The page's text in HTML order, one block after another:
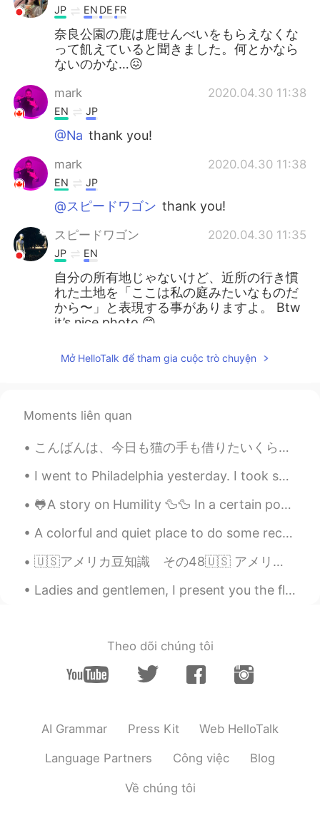
JP EN DE FR
奈良公園の鹿は鹿せんべいをもらえなくな
って飢えていると聞きました。何とかなら
ないのかな…😖
mark 2020.04.30 11:38
EN JP
@Na thank you!
mark 2020.04.30 11:38
EN JP
@スピードワゴン thank you!
スピードワゴン 2020.04.30 11:35
JP EN
自分の所有地じゃないけど、近所の行き慣
れた土地を「ここは私の庭みたいなものだ
から〜」と表現する事がありますよ。 Btw
it’s nice photo 😊
marilyn0207 2020.04.30 11:32
あまのじゃく
JP EN
JP EN
backyardは裏庭です。
Na 2020.04.30 11:26
JP EN
Mở HelloTalk để tham gia cuộc trò chuyện
Moments liên quan
こんばんは、今日も猫の手も借りたいくらい忙しかったです。もっと日本語を勉強したいけど、なかなか時間が作らなくて、来年5月まで仕事が忙しいが、その後に、一から日本語を勉強したいです。話は変わります...
I went to Philadelphia yesterday. I took some photos with my phone and also had to include this a...
🐸A story on Humility 🦆🦆 In a certain pond on one of the farms in the East were two ducks & a frog...
A colorful and quiet place to do some recording with the best sound isolation in the house. Thank...
🇺🇸アメリカ豆知識 その48🇺🇸 アメリカのナンバープレートについて🚗 日本🇯🇵では写真の通り、 上段には県と3桁の数字 下段にはひらがな一文字と4桁の数字があるみたいですが、 アメリカ🇺...
Ladies and gentlemen, I present you the flight deck of the Airbus A380, largest comercial passeng...
Theo dõi chúng tôi
AI Grammar Press Kit Web HelloTalk
Language Partners Công việc Blog
Về chúng tôi